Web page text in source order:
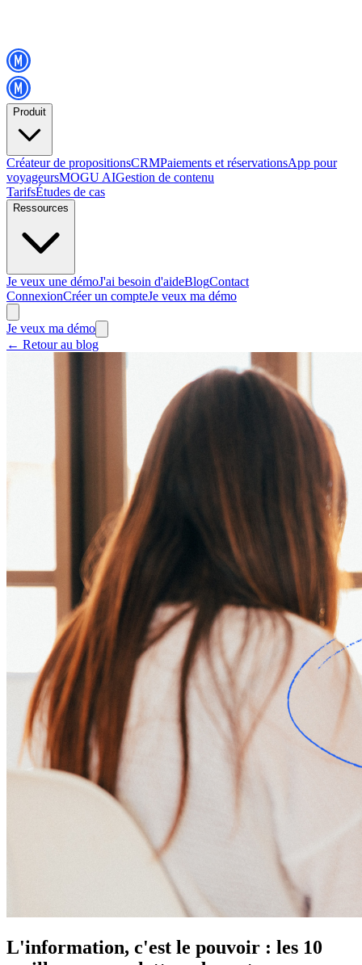
Produit
Créateur de propositionsCRMPaiements et réservationsApp pour
voyageursMOGU AIGestion de contenu
TarifsÉtudes de cas
Ressources
Je veux une démoJ'ai besoin d'aideBlogContact
ConnexionCréer un compteJe veux ma démo
Je veux ma démo
← Retour au blog
L'information, c'est le pouvoir : les 10